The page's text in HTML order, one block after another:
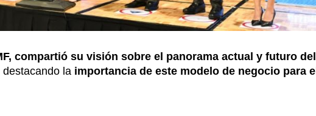
compartió su visión sobre el panorama actual y futuro del
destacando la importancia de este modelo de negocio para el